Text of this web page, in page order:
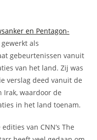
en Pentagon-
als
gebeurtenissen vanuit
van het land. Zij was
verslag deed vanuit de
Irak, waardoor de
in het land toenam.
van CNN’s The